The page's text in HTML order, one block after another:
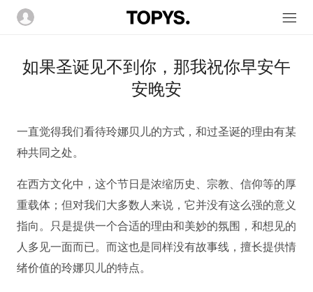
如果圣诞见不到你，那我祝你早安午
安晚安
一直觉得我们看待玲娜贝儿的方式，和过圣诞的理由有某
种共同之处。
在西方文化中，这个节日是浓缩历史、宗教、信仰等的厚
重载体；但对我们大多数人来说，它并没有这么强的意义
指向。只是提供一个合适的理由和美妙的氛围，和想见的
人多见一面而已。而这也是同样没有故事线，擅长提供情
绪价值的玲娜贝儿的特点。